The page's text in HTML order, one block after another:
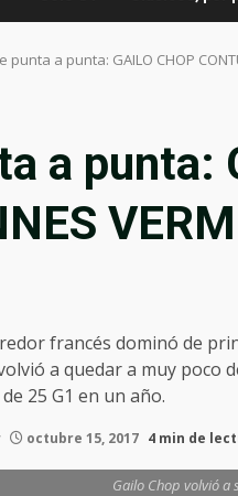
punta a punta: GAILO CHOP
a punta:
francés dominó de
a quedar a muy poco
25 G1 en un año.
octubre 15, 2017 4 min de
Gailo Chop volvió a